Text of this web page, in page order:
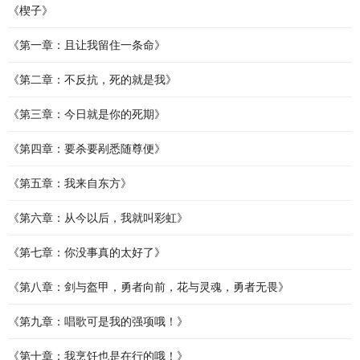
《楔子》
《第一章：且让我留住一条命》
《第二章：不反抗，死的就是我》
《第三章：今日就是你的死期》
《第四章：要杀要剐悉随尊便》
《第五章：我来自东方》
《第六章：从今以后，我就叫彩虹》
《第七章：你没事真的太好了》
《第八章：剑与盔甲，勇者向前，花与灵魂，勇者无畏》
《第九章：唱歌可是我的强项哦！》
《第十章：我烹饪也是在行的哦！》